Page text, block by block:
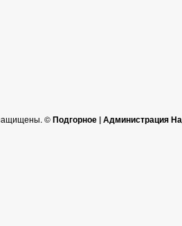
©Подгорное | Администрация